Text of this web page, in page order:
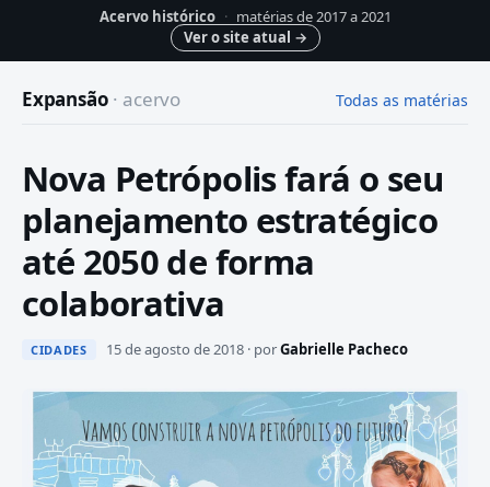
Acervo histórico · matérias de 2017 a 2021
Ver o site atual →
Expansão · acervo Todas as matérias
Nova Petrópolis fará o seu
planejamento estratégico
até 2050 de forma
colaborativa
CIDADES 15 de agosto de 2018 · porGabrielle Pacheco